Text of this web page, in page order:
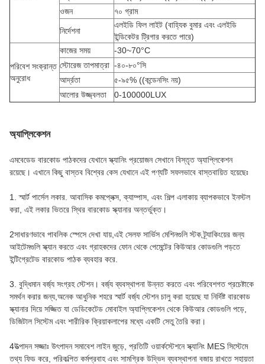
ওজন
৭০ গ্রাম
নির্দেশনা
এলইডি ফিল লাইট (বাহ্যিক বুমার এবং এলইডি
ইন্ডিকেটর ট্রিগার করতে পারে)
পরিবেশ সংক্রান্ত
অনুরোধ
কাজের সময়
-30~70°C
স্টোরেজ তাপমাত্রা -৪০-৮০°সি
আর্দ্রতা
৫-৯৫% ((কন্ডেনসিং নয়)
আলোর উজ্জ্বলতা
0-100000LUX
অ্যাপ্লিকেশন
এমবেডেড বারকোড পাঠকদের যেখানে স্ক্যানিং প্রয়োজন সেখানে বিস্তৃত অ্যাপ্লিকেশন
রয়েছে। এখানে কিছু বাস্তব বিশ্বের কেস যেখানে এই পণ্যটি সফলভাবে বাস্তবায়িত হয়েছেঃ
1. স্মার্ট পার্সেল লকার. আবাসিক কমপ্লেক্স, ক্যাম্পাস, এবং শিল্প এলাকায় ব্যাপকভাবে ইনস্টল
করা, এই লকার ভিতরে স্থির বারকোড স্ক্যানার অন্তর্ভুক্ত।
2সাধারণভাবে পাবলিক স্পেসে দেখা যায়,এই সেলফ সার্ভিস মেশিনগুলি স্টক ট্র্যাকিংয়ের জন্য
আইটেমগুলি স্ক্যান করতে এবং গ্রাহকদের ফোন থেকে পেমেন্টের কিউআর কোডগুলি পড়তে
ইন্টিগ্রেটেড বারকোড পাঠক ব্যবহার করে.
3. বুদ্ধিমান বর্জ্য সংগ্রহ স্টেশন। বর্জ্য ব্যবস্থাপনা উন্নত করতে এবং পরিবেশগত প্রচেষ্টাকে
সমর্থন করার জন্য,অনেক আধুনিক শহরে স্মার্ট বর্জ্য স্টেশন চালু করা হয়েছে যা নির্দিষ্ট বারকোড
স্ক্যানার দিয়ে সজ্জিত যা ডেডিকেটেড মোবাইল অ্যাপ্লিকেশন থেকে কিউআর কোডগুলি পড়ে,
ডিজিটাল সিস্টেম এবং শারীরিক ক্রিয়াকলাপের মধ্যে একটি সেতু তৈরি করা।
4উত্পাদন সজ্জাঃ উৎপাদন সমাবেশ লাইন জুড়ে, প্রতিটি ওয়ার্কস্টেশনে স্ক্যানিং MES সিস্টেমে
তথ্য ফিড করে, পরিকল্পিত কর্মপ্রবাহ এবং সামগ্রিক উদ্ভিদ ব্যবস্থাপনা বজায় রাখতে সহায়তা